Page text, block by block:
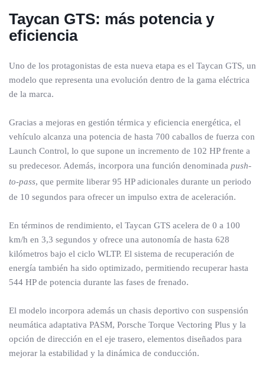
Taycan GTS: más potencia y
eficiencia
Uno de los protagonistas de esta nueva etapa es el Taycan GTS, un
modelo que representa una evolución dentro de la gama eléctrica
de la marca.
Gracias a mejoras en gestión térmica y eficiencia energética, el
vehículo alcanza una potencia de hasta 700 caballos de fuerza con
Launch Control, lo que supone un incremento de 102 HP frente a
su predecesor. Además, incorpora una función denominada push-
to-pass, que permite liberar 95 HP adicionales durante un periodo
de 10 segundos para ofrecer un impulso extra de aceleración.
En términos de rendimiento, el Taycan GTS acelera de 0 a 100
km/h en 3,3 segundos y ofrece una autonomía de hasta 628
kilómetros bajo el ciclo WLTP. El sistema de recuperación de
energía también ha sido optimizado, permitiendo recuperar hasta
544 HP de potencia durante las fases de frenado.
El modelo incorpora además un chasis deportivo con suspensión
neumática adaptativa PASM, Porsche Torque Vectoring Plus y la
opción de dirección en el eje trasero, elementos diseñados para
mejorar la estabilidad y la dinámica de conducción.